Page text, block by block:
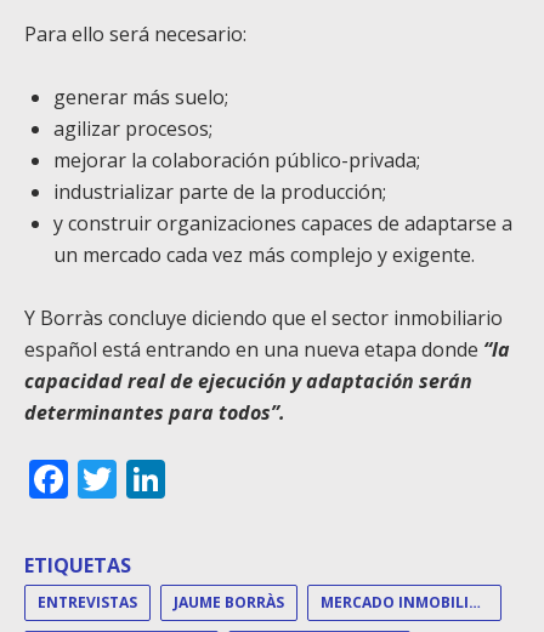
Para ello será necesario:
generar más suelo;
agilizar procesos;
mejorar la colaboración público-privada;
industrializar parte de la producción;
y construir organizaciones capaces de adaptarse a
un mercado cada vez más complejo y exigente.
Y Borràs concluye diciendo que el sector inmobiliario
español está entrando en una nueva etapa donde “la
capacidad real de ejecución y adaptación serán
determinantes para todos”.
Facebook
Twitter
ETIQUETAS
ENTREVISTAS JAUME BORRÀS MERCADO INMOBILIARIO